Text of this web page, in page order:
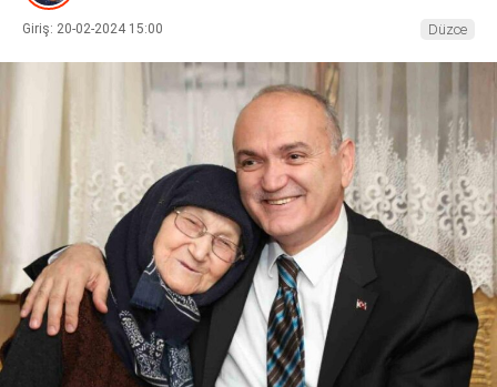
WhatsApp İhbar Hattı
Facebook
Instagram
DIĞER
Giriş: 20-02-2024 15:00 Düzce